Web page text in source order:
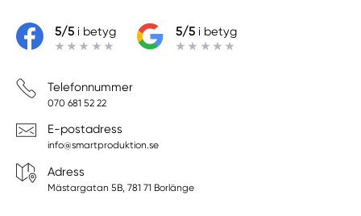
5/5i betyg 5/5i betyg
Telefonnummer
070 681 52 22
E-postadress
info@smartproduktion.se
Adress
Mästargatan 5B, 781 71 Borlänge